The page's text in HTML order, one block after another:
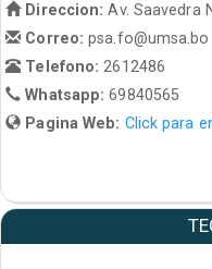
Direccion: Av. Saavedra
Correo:psa.fo@umsa.bo
Telefono:2612486
Whatsapp:69840565
Pagina Web: Click para